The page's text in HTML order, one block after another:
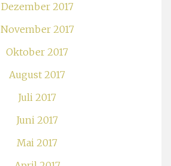
Dezember 2017
November 2017
Oktober 2017
August 2017
Juli 2017
Juni 2017
Mai 2017